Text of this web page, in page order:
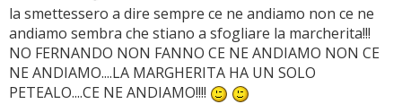
la smettessero a dire sempre ce ne andiamo non ce ne
andiamo sembra che stiano a sfogliare la marcherita!!!
NO FERNANDO NON FANNO CE NE ANDIAMO NON CE
NE ANDIAMO....LA MARGHERITA HA UN SOLO
PETEALO....CE NE ANDIAMO!!!!